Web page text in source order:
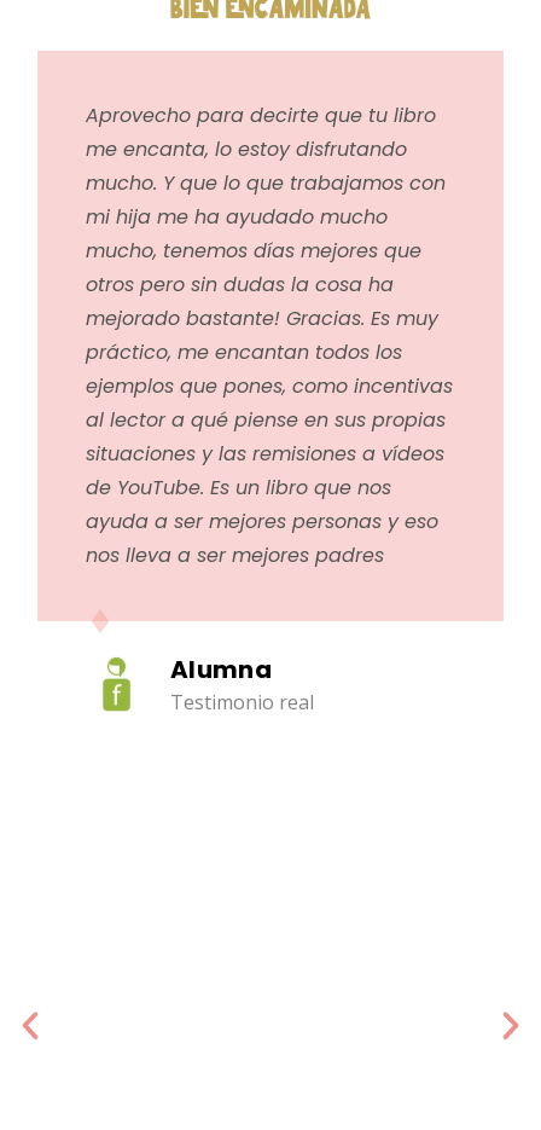
Aprovecho para decirte que tu libro
me encanta, lo estoy disfrutando
mucho. Y que lo que trabajamos con
mi hija me ha ayudado mucho
mucho, tenemos días mejores que
otros pero sin dudas la cosa ha
mejorado bastante! Gracias. Es muy
práctico, me encantan todos los
ejemplos que pones, como incentivas
al lector a qué piense en sus propias
situaciones y las remisiones a vídeos
de YouTube. Es un libro que nos
ayuda a ser mejores personas y eso
nos lleva a ser mejores padres
Alumna
Testimonio real